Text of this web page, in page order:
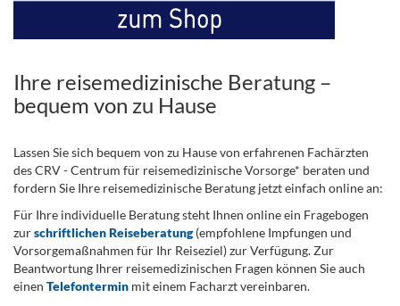
Ihre reisemedizinische Beratung –
bequem von zu Hause
Lassen Sie sich bequem von zu Hause von erfahrenen Fachärzten
des CRV - Centrum für reisemedizinische Vorsorge* beraten und
fordern Sie Ihre reisemedizinische Beratung jetzt einfach online an:
Für Ihre individuelle Beratung steht Ihnen online ein Fragebogen
zurschriftlichen Reiseberatung(empfohlene Impfungen und
Vorsorgemaßnahmen für Ihr Reiseziel) zur Verfügung. Zur
Beantwortung Ihrer reisemedizinischen Fragen können Sie auch
einen Telefontermin mit einem Facharzt vereinbaren.